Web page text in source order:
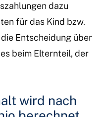
dazu
für das Kind bzw.
Entscheidung über
beim Elternteil, der
wird nach